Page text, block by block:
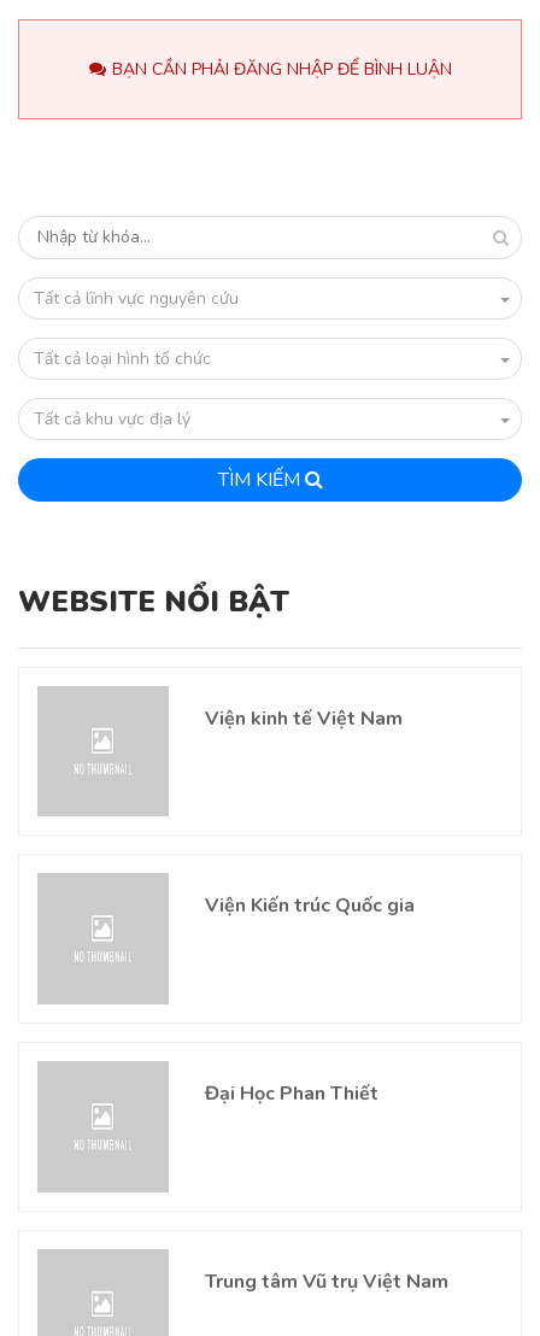
BẠN CẦN PHẢI ĐĂNG NHẬP ĐỂ BÌNH LUẬN
Tất cả lĩnh vực nguyên cứu
Tất cả loại hình tổ chức
Tất cả khu vực địa lý
TÌM KIẾM
WEBSITE NỔI BẬT
Viện kinh tế Việt Nam
Viện Kiến trúc Quốc gia
Đại Học Phan Thiết
Trung tâm Vũ trụ Việt Nam